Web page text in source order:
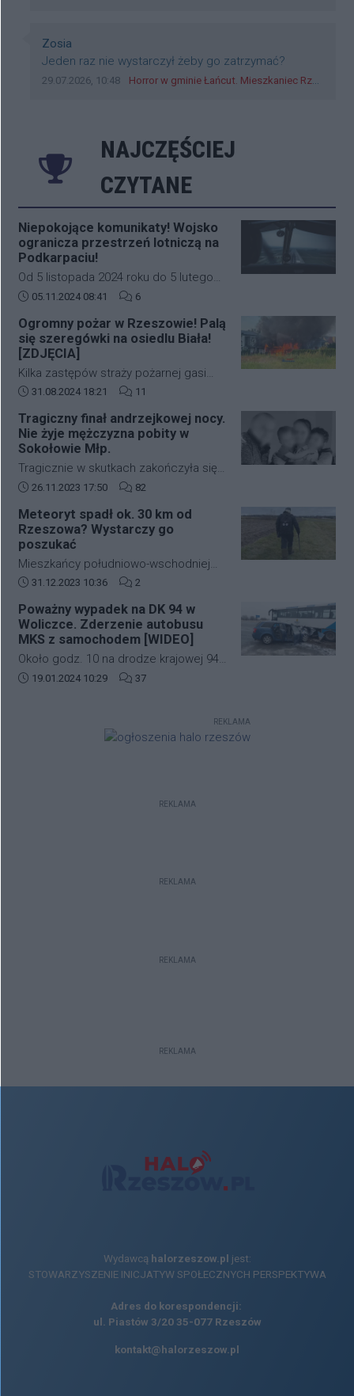
Autor komentarza:
Zosia
Treść komentarza:
Jeden raz nie wystarczył żeby go zatrzymać?
Data dodania komentarza:
29.07.2026, 10:48 Źródło komentarza:
Horror w gminie Łańcut. Mieszkaniec Rzeszowa terroryzował rodzinę nożem i zaatakował policjantów! [VIDEO]
NAJCZĘŚCIEJ
CZYTANE
Niepokojące komunikaty! Wojsko
ogranicza przestrzeń lotniczą na
Podkarpaciu!
Od 5 listopada 2024 roku do 5 lutego
2025 roku w południowo-wschodniej
obowiązywać będą nowe, bardziej
restrykcyjne zasady dotyczące ruchu
lotniczego. Decyzja ta została podjęta
na wniosek Dowództwa Operacyjnego
Rodzajów Sił Zbrojnych i wprowadza
strefę ograniczonej lotności EP R125.
Data dodania artykułu:
05.11.2024 08:41 Liczba komentarzy artykułu:
6
Ogromny pożar w Rzeszowie! Palą
się szeregówki na osiedlu Biała!
[ZDJĘCIA]
Kilka zastępów straży pożarnej gasi
duży pożar budynków mieszkalnych w
kardynała Karola Wojtyły na
rzeszowskim osiedlu Biała.
Data dodania artykułu:
31.08.2024 18:21 Liczba komentarzy artykułu:
11
Tragiczny finał andrzejkowej nocy.
Nie żyje mężczyzna pobity w
Sokołowie Młp.
Tragicznie w skutkach zakończyła się
andrzejkowa noc w Sokołowie Młp. W
mężczyzna. Zmarł w drodze do
szpitala.
Data dodania artykułu:
26.11.2023 17:50 Liczba komentarzy artykułu:
82
Meteoryt spadł ok. 30 km od
Rzeszowa? Wystarczy go
poszukać
Mieszkańcy południowo-wschodniej
Polski kilkanaście dni temu mogli
Świadkowie zdarzenia twierdzą, że
najpierw usłyszeli głośny huk, a
następnie zobaczyli jasną kulę ognia,
która przeleciała przez niebo.
Data dodania artykułu:
31.12.2023 10:36 Liczba komentarzy artykułu:
2
Poważny wypadek na DK 94 w
Woliczce. Zderzenie autobusu
MKS z samochodem [WIDEO]
Około godz. 10 na drodze krajowej 94
w Woliczce w gminie Świlcza doszło
Data dodania artykułu:
19.01.2024 10:29 Liczba komentarzy artykułu:
37
REKLAMA
REKLAMA
REKLAMA
REKLAMA
REKLAMA
Wydawcą halorzeszow.pl jest:
STOWARZYSZENIE INICJATYW SPOŁECZNYCH PERSPEKTYWA
Adres do korespondencji:
ul. Piastów 3/20 35-077 Rzeszów
kontakt@halorzeszow.pl